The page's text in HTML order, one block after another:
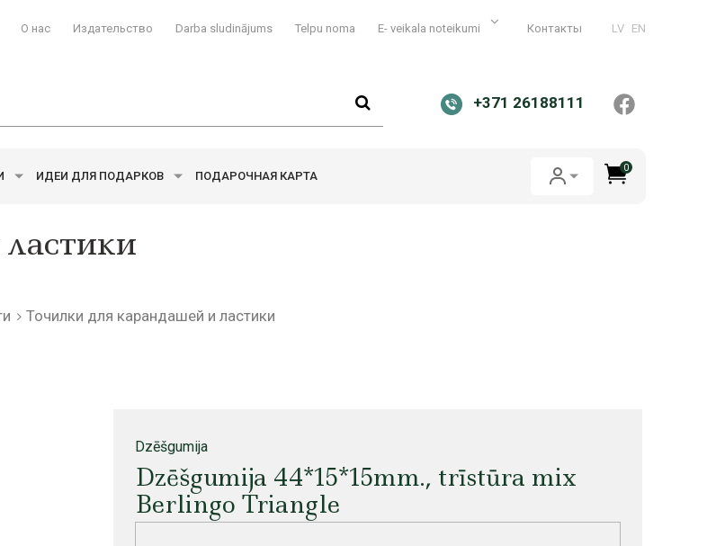
О нас Издательство Darba sludinājums Telpu noma E- veikala noteikumi Контакты LV EN
+371 26188111
ИДЕИ ДЛЯ ПОДАРКОВ ПОДАРОЧНАЯ КАРТА
0
Точилки для карандашей и ластики
Dzēšgumija
Dzēšgumija 44*15*15mm., trīstūra mix
Berlingo Triangle